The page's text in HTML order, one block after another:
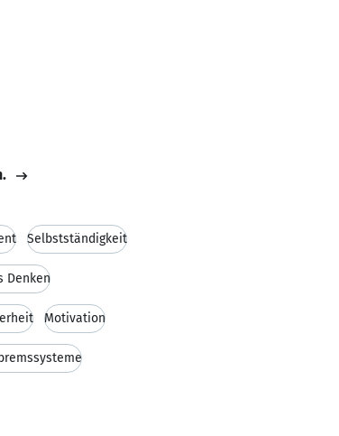
Selbstständigkeit
Denken
Motivation